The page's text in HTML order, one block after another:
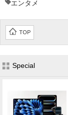
エンタメ
TOP
Special